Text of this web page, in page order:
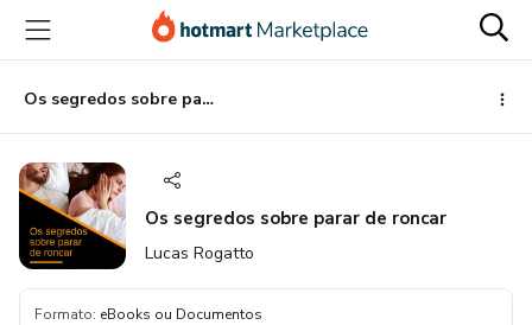
para
conteúdo
principal
para
pagamento
para
rodapé
Os segredos sobre parar de roncar
Os segredos sobre parar de roncar
Lucas Rogatto
Formato: eBooks ou Documentos